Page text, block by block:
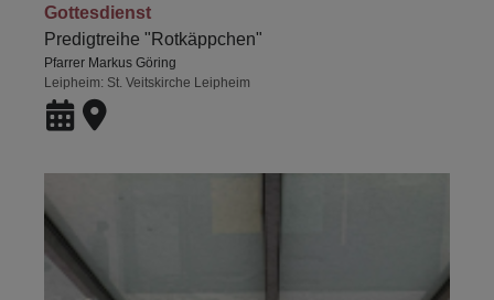
Gottesdienst
Predigtreihe "Rotkäppchen"
Pfarrer Markus Göring
Leipheim St. Veitskirche Leipheim